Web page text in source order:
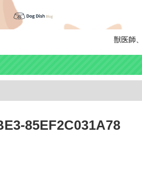
獣医師、ペ
85EF2C031A78